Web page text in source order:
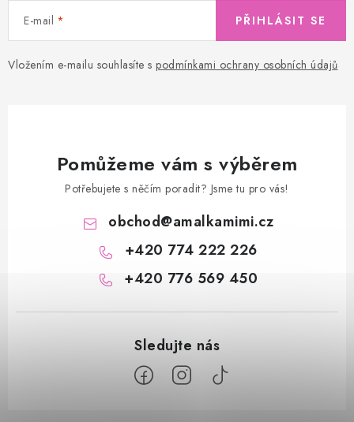
E-mail
Vložením e-mailu souhlasíte s podmínkami ochrany osobních údajů
PŘIHLÁSIT SE
Pomůžeme vám s výběrem
Potřebujete s něčím poradit? Jsme tu pro vás!
obchod@amalkamimi.cz
+420 774 222 226
+420 776 569 450